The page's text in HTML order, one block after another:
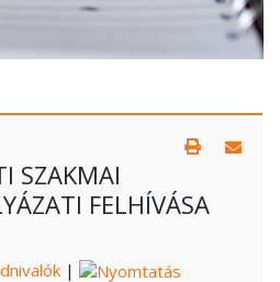
SZAKMAI
FELHÍVÁSA
|